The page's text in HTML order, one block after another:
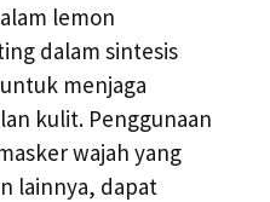
lemon
dalam sintesis
menjaga
kulit. Penggunaan
wajah yang
lainnya, dapat